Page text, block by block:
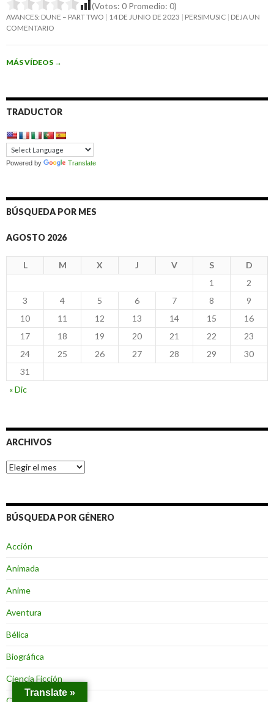
(Votos: 0 Promedio: 0)
AVANCES: DUNE – PART TWO 14 DE JUNIO DE 2023 PERSIMUSIC DEJA UN
COMENTARIO
MÁS VÍDEOS →
TRADUCTOR
Powered by Translate
BÚSQUEDA POR MES
AGOSTO 2026
L M X J V S
D
1
2
3
4 5 6 7 8
9
10
11 12 13 14 15
16
17
18 19 20 21 22
23
24
25 26 27 28 29
30
31
« Dic
ARCHIVOS
Archivos
BÚSQUEDA POR GÉNERO
Acción
Animada
Anime
Aventura
Bélica
Biográfica
Ciencia Ficción
Translate »